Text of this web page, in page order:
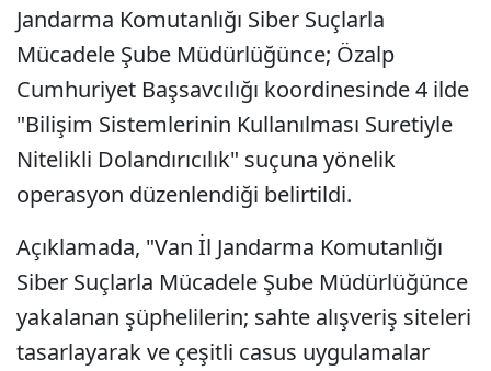
Jandarma Komutanlığı Siber Suçlarla
Mücadele Şube Müdürlüğünce; Özalp
Cumhuriyet Başsavcılığı koordinesinde 4 ilde
"Bilişim Sistemlerinin Kullanılması Suretiyle
Nitelikli Dolandırıcılık" suçuna yönelik
operasyon düzenlendiği belirtildi.
Açıklamada, "Van İl Jandarma Komutanlığı
Siber Suçlarla Mücadele Şube Müdürlüğünce
yakalanan şüphelilerin; sahte alışveriş siteleri
tasarlayarak ve çeşitli casus uygulamalar